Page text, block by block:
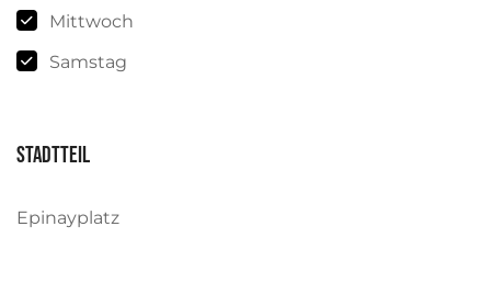
Mittwoch
Samstag
Stadtteil
Epinayplatz